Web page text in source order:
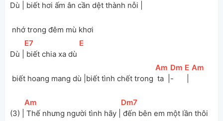
Dù |
biết hơi ấm ân cần dệt thành nỗi |
nhớ trong đêm mù khơi
Dù |
[E7
biết chia xa dù
[E
biết hoang mang dù |biết tình chết trong
[
Am ]
ta  |
[Dm ]
-
[E ]
[
Am
(3) |
[
Am
Thế nhưng người tình hãy |
[Dm7
đến bên em một lần thôi